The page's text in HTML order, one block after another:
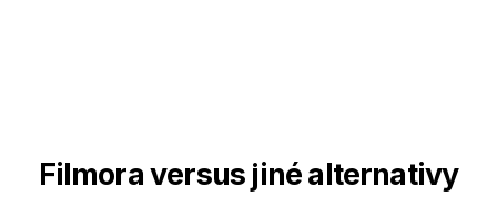
Filmora versus jiné alternativy